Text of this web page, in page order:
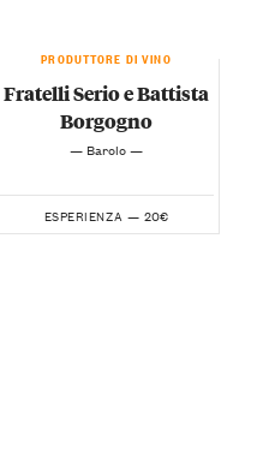
PRODUTTORE DI VINO
Fratelli Serio e Battista
Borgogno
— Barolo —
ESPERIENZA — 20€